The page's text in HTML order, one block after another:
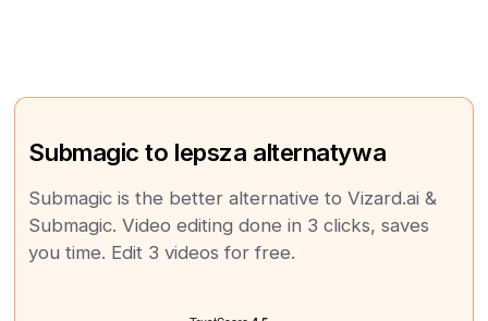
Submagic to lepsza alternatywa
Submagic is the better alternative to Vizard.ai &
Submagic. Video editing done in 3 clicks, saves
you time. Edit 3 videos for free.